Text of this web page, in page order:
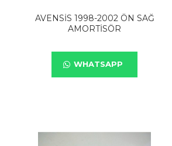
AVENSİS 1998-2002 ÖN SAĞ
AMORTİSÖR
WHATSAPP